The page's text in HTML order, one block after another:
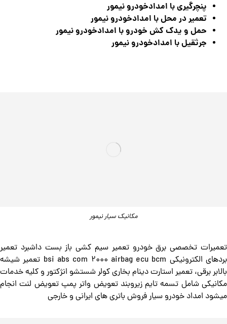
پنچرگیری با امدادخودرو نیمور
تعمیر در محل با امدادخودرو نیمور
حمل و یدک کش خودرو با امدادخودرو نیمور
جرثقیل با امدادخودرو نیمور
مکانیک سیار نیمور
تعمیرات تخصصی برق خودرو تعمیر سیم کشی باز بست داشبرد تعمیر
بردهای الکترونیکی bsi abs com 2000 airbag ecu bcm تعمیر شیشه
بالابر برقی، تعمیر استارت دینام بخاری کولر شستشو انژکتور و کلیه خدمات
مکانیکی شامل تسمه تایم زیروبند تعویض واتر پمپ تعویض لنت انجام
میشود امداد خودرو سیار فروش باتری های ایرانی و خارجی